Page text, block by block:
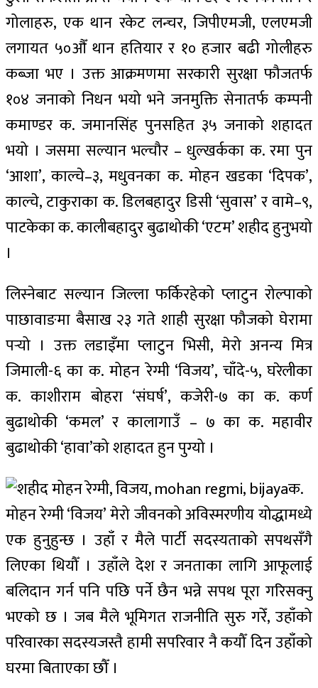
गोलाहरु, एक थान रकेट लन्चर, जिपीएमजी, एलएमजी
लगायत ५०औँ थान हतियार र १० हजार बढी गोलीहरु
कब्जा भए । उक्त आक्रमणमा सरकारी सुरक्षा फौजतर्फ
१०४ जनाको निधन भयो भने जनमुक्ति सेनातर्फ कम्पनी
कमाण्डर क. जमानसिंह पुनसहित ३५ जनाको शहादत
भयो । जसमा सल्यान भल्चौर – धुल्खर्कका क. रमा पुन
‘आशा’, काल्चे–३, मधुवनका क. मोहन खडका ‘दिपक’,
काल्चे, टाकुराका क. डिलबहादुर डिसी ‘सुवास’ र वामे–९,
पाटकेका क. कालीबहादुर बुढाथोकी ‘एटम’ शहीद हुनुभयो
।
लिस्नेबाट सल्यान जिल्ला फर्किरहेको प्लाटुन रोल्पाको
पाछावाङमा बैसाख २३ गते शाही सुरक्षा फौजको घेरामा
पर्‍यो । उक्त लडाइँमा प्लाटुन भिसी, मेरो अनन्य मित्र
जिमाली-६ का क. मोहन रेग्मी ‘विजय’, चाँदे-५, घरेलीका
क. काशीराम बोहरा ‘संघर्ष’, कजेरी-७ का क. कर्ण
बुढाथोकी ‘कमल’ र कालागाउँ – ७ का क. महावीर
बुढाथोकी ‘हावा’को शहादत हुन पुग्यो ।
क.
मोहन रेग्मी ‘विजय’ मेरो जीवनको अविस्मरणीय योद्धामध्ये
एक हुनुहुन्छ । उहाँ र मैले पार्टी सदस्यताको सपथसँगै
लिएका थियौँ । उहाँले देश र जनताका लागि आफूलाई
बलिदान गर्न पनि पछि पर्ने छैन भन्ने सपथ पूरा गरिसक्नु
भएको छ । जब मैले भूमिगत राजनीति सुरु गरेँ, उहाँको
परिवारका सदस्यजस्तै हामी सपरिवार नै कयौँ दिन उहाँको
घरमा बिताएका छौँ ।